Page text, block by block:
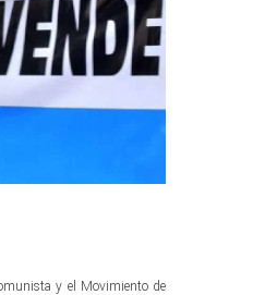
y el Movimiento de